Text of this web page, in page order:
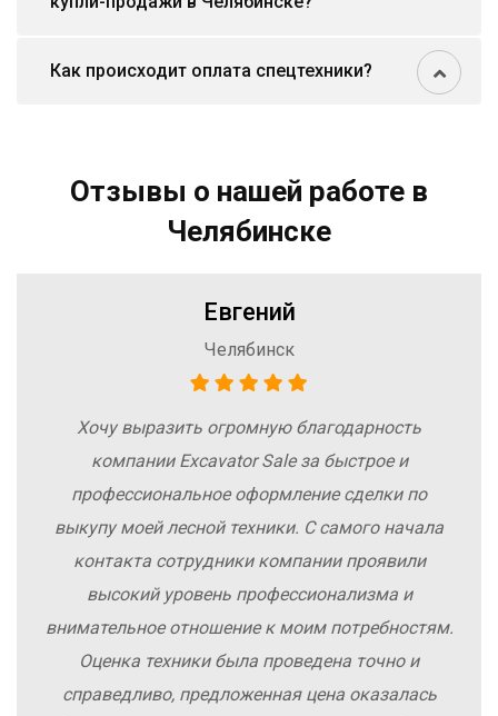
Как происходит оплата спецтехники?
Отзывы о нашей работе в
Челябинске
Евгений
Челябинск
Хочу выразить огромную благодарность
компании Excavator Sale за быстрое и
профессиональное оформление сделки по
выкупу моей лесной техники. С самого начала
контакта сотрудники компании проявили
высокий уровень профессионализма и
внимательное отношение к моим потребностям.
Оценка техники была проведена точно и
справедливо, предложенная цена оказалась